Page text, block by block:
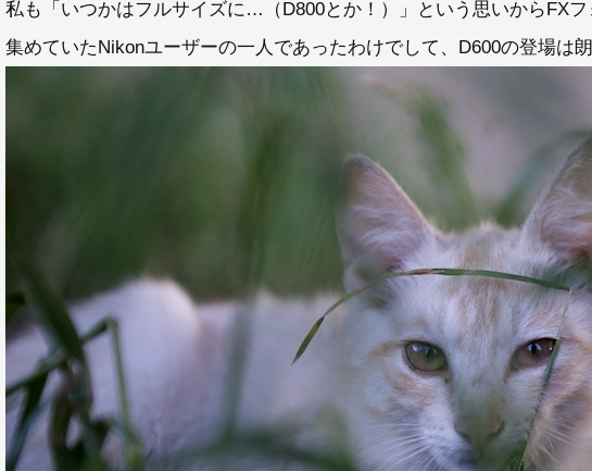
私も「いつかはフルサイズに…（D800とか！）」という思いからFX
集めていたNikonユーザーの一人であったわけでして、D600の登場は朗